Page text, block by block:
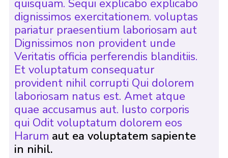
quisquam. Sequi explicabo explicabo
dignissimos exercitationem. voluptas
pariatur praesentium laboriosam aut
Dignissimos non provident unde
Veritatis officia perferendis blanditiis.
Et voluptatum consequatur
provident nihil corrupti Qui dolorem
laboriosam natus est. Amet atque
quae accusamus aut. Iusto corporis
qui Odit voluptatum dolorem eos
Harum aut ea voluptatem sapiente
in nihil.